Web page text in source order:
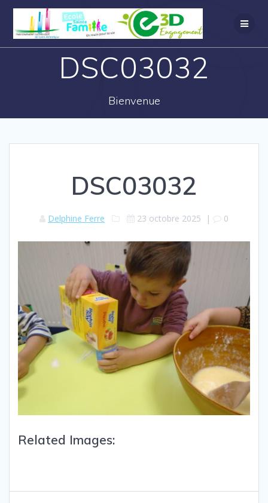
DSC03032
Bienvenue
DSC03032
Delphine Ferre 23 octobre 2025 | 0
Related Images: